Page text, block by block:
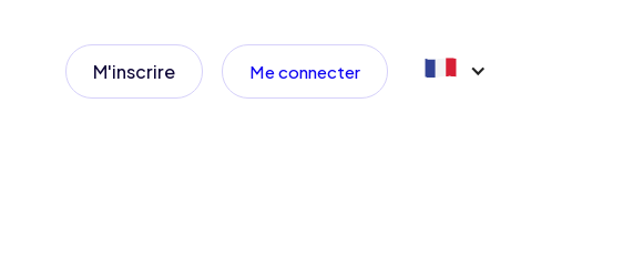
M'inscrire Me connecter